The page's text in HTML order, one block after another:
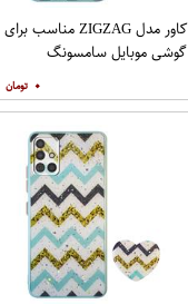
کاور مدل ZIGZAG مناسب برای
گوشی موبایل سامسونگ
نگهدارنده
۰